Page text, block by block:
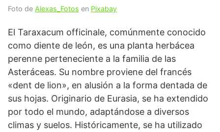
Foto de Alexas_Fotos en Pixabay
El Taraxacum officinale, comúnmente conocido
como diente de león, es una planta herbácea
perenne perteneciente a la familia de las
Asteráceas. Su nombre proviene del francés
«dent de lion», en alusión a la forma dentada de
sus hojas. Originario de Eurasia, se ha extendido
por todo el mundo, adaptándose a diversos
climas y suelos. Históricamente, se ha utilizado